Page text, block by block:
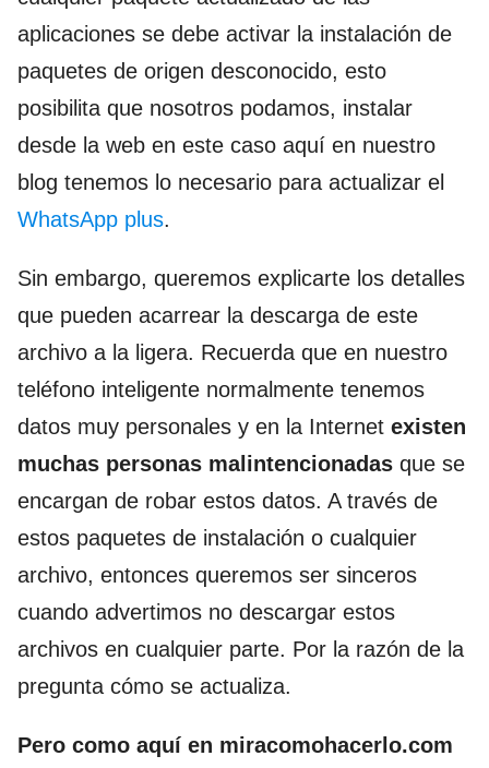
aplicaciones se debe activar la instalación de
paquetes de origen desconocido, esto
posibilita que nosotros podamos, instalar
desde la web en este caso aquí en nuestro
blog tenemos lo necesario para actualizar el
WhatsApp plus.
Sin embargo, queremos explicarte los detalles
que pueden acarrear la descarga de este
archivo a la ligera. Recuerda que en nuestro
teléfono inteligente normalmente tenemos
datos muy personales y en la Internet existen
muchas personas malintencionadas que se
encargan de robar estos datos. A través de
estos paquetes de instalación o cualquier
archivo, entonces queremos ser sinceros
cuando advertimos no descargar estos
archivos en cualquier parte. Por la razón de la
pregunta cómo se actualiza.
Pero como aquí en miracomohacerlo.com